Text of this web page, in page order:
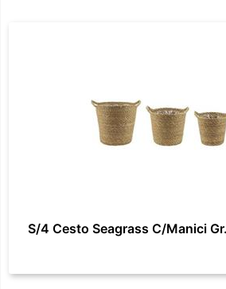
S/4 Cesto Seagrass C/Manici